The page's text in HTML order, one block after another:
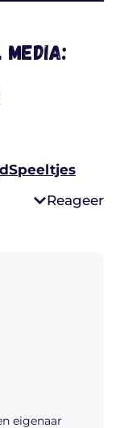
Speeltjes
Reageer
eigenaar